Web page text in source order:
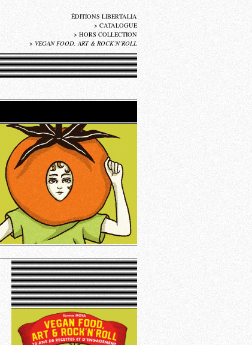
ÉDITIONS LIBERTALIA
> CATALOGUE
> HORS COLLECTION
> VEGAN FOOD, ART & ROCK’N’ROLL